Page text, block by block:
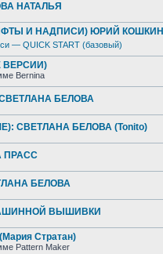
НАТАЛЬЯ
И НАДПИСИ) ЮРИЙ КОШКИН
— QUICK START (базовый)
ВЕРСИИ)
Bernina
БЕЛОВА
СВЕТЛАНА БЕЛОВА (Tonito)
ПРАСС
БЕЛОВА
ВЫШИВКИ
Стратан)
Pattern Maker